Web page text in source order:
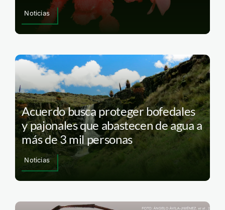
Noticias
Acuerdo busca proteger bofedales
y pajonales que abastecen de agua a
más de 3 mil personas
Noticias